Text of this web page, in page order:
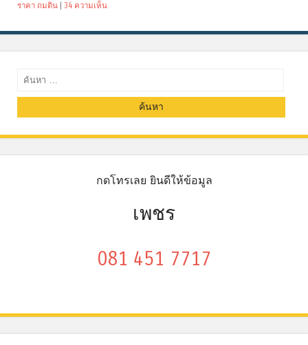
ราคา ถมดิน
34 ความเห็น
ค้นหา
กดโทรเลย ยินดีให้ข้อมูล
เพชร
081 451 7717